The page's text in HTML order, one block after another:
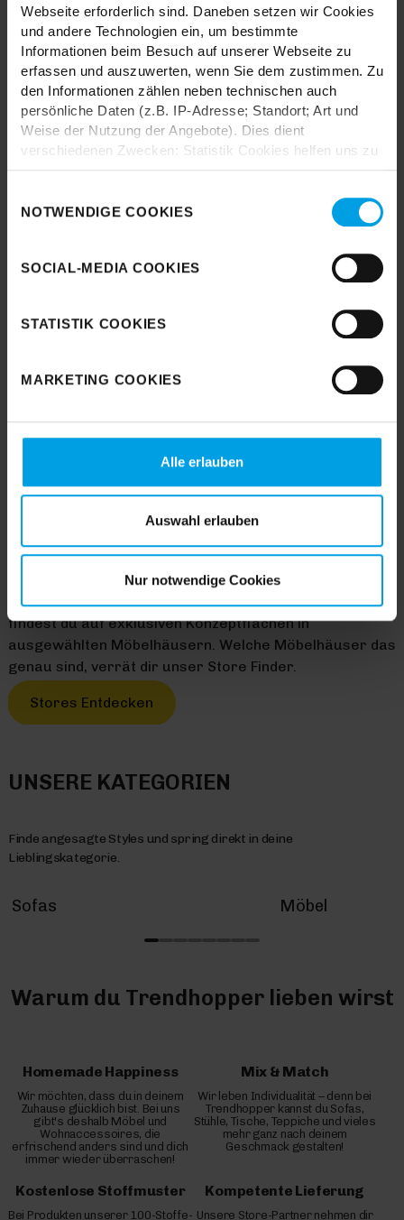
Webseite erforderlich sind. Daneben setzen wir Cookies
und andere Technologien ein, um bestimmte
Informationen beim Besuch auf unserer Webseite zu
erfassen und auszuwerten, wenn Sie dem zustimmen. Zu
den Informationen zählen neben technischen auch
persönliche Daten (z.B. IP-Adresse; Standort; Art und
Weise der Nutzung der Angebote). Dies dient
verschiedenen Zwecken: Statistik Cookies helfen uns zu
anonymisiert für statistische Zwecke auszuwerten.
Marketing Cookies helfen uns, Ihnen personalisierte
es, eine Verbindung zu sozialen Netzwerken aufzubauen,
Kategorien sie neben den notwendigen Cookies zulassen
„Einverstanden“, wenn Sie mit dem Einsatz aller
widerrufen. Für weitere Informationen lesen Sie bitte
unsereDatenschutzhinweise. Unser Impressum finden
NOTWENDIGE COOKIES
SOCIAL-MEDIA COOKIES
STATISTIK COOKIES
MARKETING COOKIES
Alle erlauben
Auswahl erlauben
Nur notwendige Cookies
Mit Trendhopper verwandelst du deine Wohnung im
Handumdrehen in ein gemütliches Zuhause zum
Entspannen, Leben und Genießen. Alle unsere Produkte
findest du auf exklusiven Konzeptflächen in
ausgewählten Möbelhäusern. Welche Möbelhäuser das
genau sind, verrät dir unser Store Finder.
Stores Entdecken
Durch das Laden akzeptieren Sie die
Datenschutzbestimmungen von Google.
Karte laden
UNSERE KATEGORIEN
Finde angesagte Styles und spring direkt in deine
Lieblingskategorie.
Sofas Möbel
Warum du Trendhopper lieben wirst
Homemade Happiness
Wir möchten, dass du in deinem
Zuhause glücklich bist. Bei uns
gibt's deshalb Möbel und
Wohnaccessoires, die
erfrischend anders sind und dich
immer wieder überraschen!
Mix & Match
Wir leben Individualität – denn bei
Trendhopper kannst du Sofas,
Stühle, Tische, Teppiche und vieles
mehr ganz nach deinem
Geschmack gestalten!
Kostenlose Stoffmuster
Bei Produkten unserer 100-Stoffe-
Kompetente Lieferung
Unsere Store-Partner nehmen dir